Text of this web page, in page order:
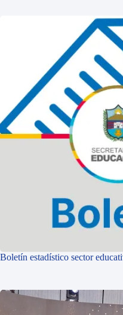
Boletín estadístico sector